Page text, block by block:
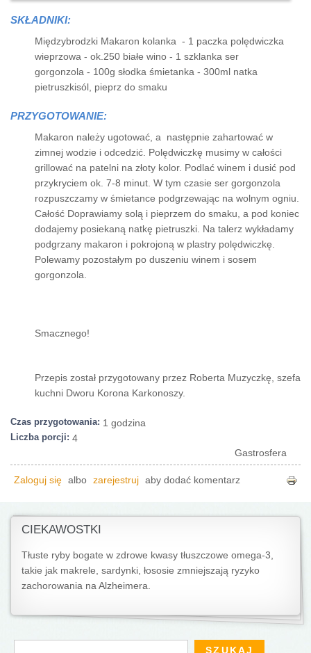
SKŁADNIKI:
Międzybrodzki Makaron kolanka - 1 paczka polędwiczka
wieprzowa - ok.250 białe wino - 1 szklanka ser
gorgonzola - 100g słodka śmietanka - 300ml natka
pietruszkisól, pieprz do smaku
PRZYGOTOWANIE:
Makaron należy ugotować, a następnie zahartować w
zimnej wodzie i odcedzić. Polędwiczkę musimy w całości
grillować na patelni na złoty kolor. Podlać winem i dusić pod
przykryciem ok. 7-8 minut. W tym czasie ser gorgonzola
rozpuszczamy w śmietance podgrzewając na wolnym ogniu.
Całość Doprawiamy solą i pieprzem do smaku, a pod koniec
dodajemy posiekaną natkę pietruszki. Na talerz wykładamy
podgrzany makaron i pokrojoną w plastry polędwiczkę.
Polewamy pozostałym po duszeniu winem i sosem
gorgonzola.
Smacznego!
Przepis został przygotowany przez Roberta Muzyczkę, szefa
kuchni Dworu Korona Karkonoszy.
Czas przygotowania: 1 godzina
Liczba porcji: 4
Gastrosfera
Zaloguj się albo zarejestruj aby dodać komentarz
CIEKAWOSTKI
Tłuste ryby bogate w zdrowe kwasy tłuszczowe omega-3,
takie jak makrele, sardynki, łososie zmniejszają ryzyko
zachorowania na Alzheimera.
Formularz wyszukiwania
Szukaj